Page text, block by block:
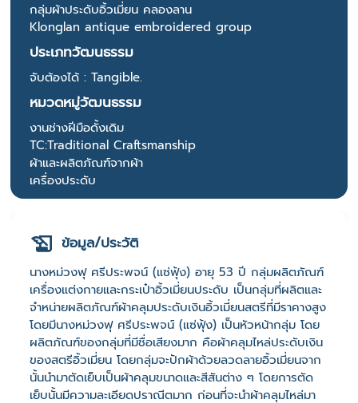
กลุ่มผ้าประดับอิ้วเมี่ยน คลองลาน
Klonglan antique embroidered group
ประเภทวัฒนธรรม
จับต้องได้ : Tangible.
หมวดหมู่วัฒนธรรม
งานช่างฝีมือดั้งเดิม
TC:Traditional Craftsmanship
ผ้าและผลิตภัณฑ์จากผ้า
เครื่องประดับ
ข้อมูล/ประวัติ
นางหม่วงฟุ ศรีประพจน์ (แซ่ฟุ้ง) อายุ 53 ปี กลุ่มผลิตภัณฑ์
เครื่องแต่งกายและกระเป๋าอิ้วเมี่ยนประดับ เป็นกลุ่มที่ผลิตและ
จำหน่ายผลิตภัณฑ์ผ้าคลุมประดับเงินอิ้วเมี่ยนสตรีที่มีราคางสูง
โดยมีนางหม่วงฟุ ศรีประพจน์ (แซ่ฟุ้ง) เป็นหัวหน้ากลุ่ม โดย
ผลิตภัณฑ์ของกลุ่มที่มีชื่อเสียงมาก คือผ้าคลุมไหล่ประดับเงิน
ของสตรีอิ้วเมี่ยน โดยกลุ่มจะปักผ้าด้วยลวดลายอิ้วเมี่ยนจาก
นั้นนำมาตัดเย็บเป็นผ้าคลุมขนาดและสีสันต่าง ๆ โดยการตัด
เย็บนั้นมีความละเอียดปราณีตมาก ก่อนที่จะนำผ้าคลุมไหล่มา